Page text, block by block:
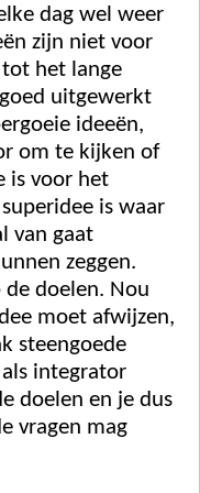
dag wel weer
zijn niet voor
het lange
uitgewerkt
ideeën,
om te kijken of
is voor het
is waar
van gaat
zeggen.
de doelen. Nou
moet afwijzen,
steengoede
integrator
doelen en je dus
vragen mag